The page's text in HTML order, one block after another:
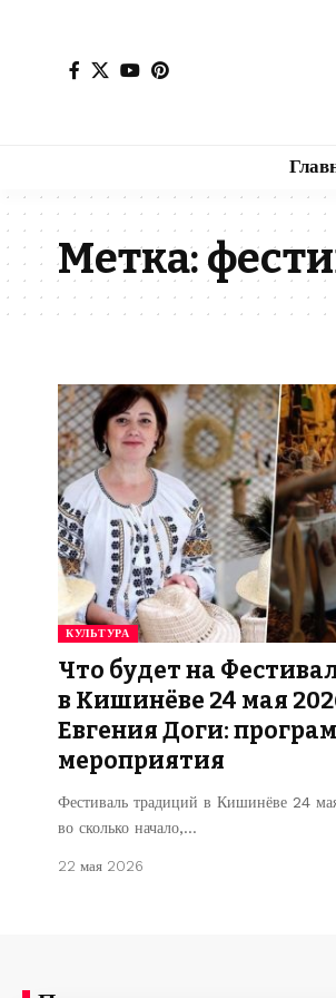
Метка:
КУЛЬТУРА
Что будет на
в Кишинёве 24 мая
Евгения Доги:
мероприятия
Фестиваль традиций в Кишинёве 24
во сколько начало,…
22 мая 2026